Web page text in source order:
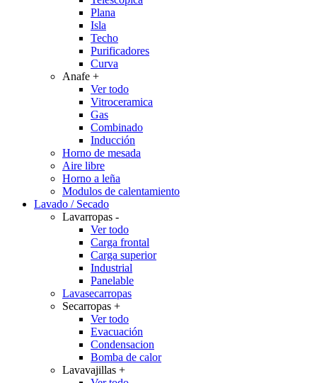
Plana
Isla
Techo
Purificadores
Curva
Anafe +
Ver todo
Vitroceramica
Gas
Combinado
Inducción
Horno de mesada
Aire libre
Horno a leña
Modulos de calentamiento
Lavado / Secado
Lavarropas -
Ver todo
Carga frontal
Carga superior
Industrial
Panelable
Lavasecarropas
Secarropas +
Ver todo
Evacuación
Condensacion
Bomba de calor
Lavavajillas +